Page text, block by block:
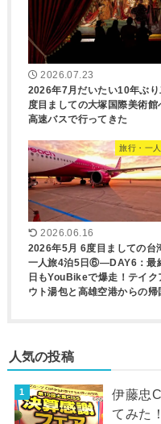
2026.07.23
2026年7月だいたい10年ぶり
度目ましての大塚国際美術館
高速バスで行ってきた
旅行・一
2026.06.16
2026年5月 6度目ましての台
一人旅4泊5日⑥―DAY6：最
日もYouBikeで爆走！テイク
ウト湯包と高雄空港からの帰
人気の投稿
伊藤忠
てみた